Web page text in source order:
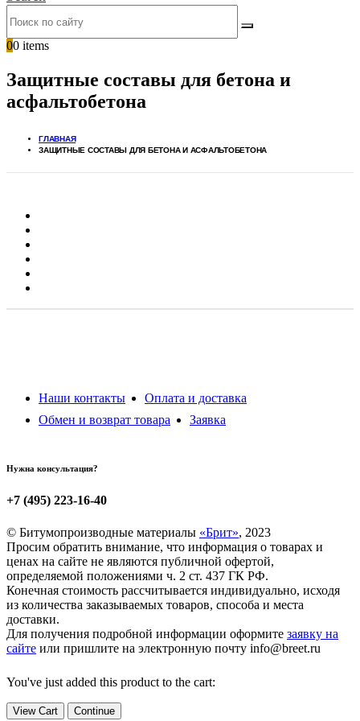
00 items
Защитные составы для бетона и
асфальтобетона
ГЛАВНАЯ
ЗАЩИТНЫЕ СОСТАВЫ ДЛЯ БЕТОНА И АСФАЛЬТОБЕТОНА
Наши контакты
Оплата и доставка
Обмен и возврат товара
Заявка
Нужна консультация?
+7 (495) 223-16-40
© Битумопроизводные материалы «Брит», 2023
Просим обратить внимание, что информация о товарах и
ценах на сайте не являются публичной офертой,
определяемой положениями ч. 2 ст. 437 ГК РФ.
Конечная стоимость рассчитывается индивидуально, исходя
из количества заказываемых товаров, способа и места
доставки.
Для получения подробной информации оформите заявку на
сайте или пришлите на электронную почту info@breet.ru
You've just added this product to the cart:
View Cart Continue